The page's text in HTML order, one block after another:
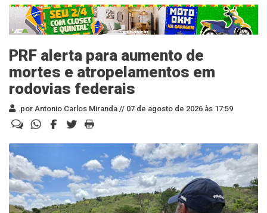
PRF alerta para aumento de
mortes e atropelamentos em
rodovias federais
por Antonio Carlos Miranda // 07 de agosto de 2026 às 17:59